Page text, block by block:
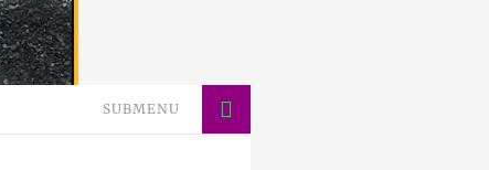
SUBMENU